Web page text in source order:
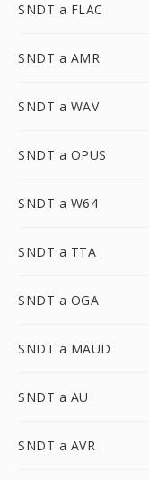
SNDT a FLAC
SNDT a AMR
SNDT a WAV
SNDT a OPUS
SNDT a W64
SNDT a TTA
SNDT a OGA
SNDT a MAUD
SNDT a AU
SNDT a AVR